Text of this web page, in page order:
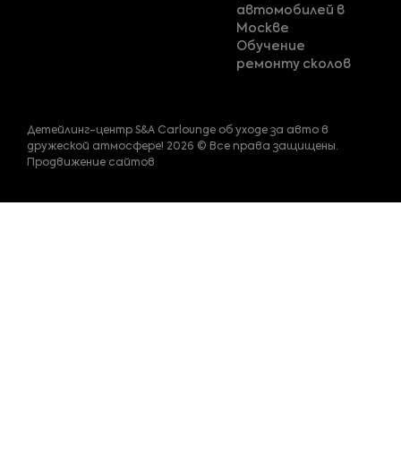
автомобилей в
Москве
Обучение
ремонту сколов
Детейлинг-центр S&A Carlounge об уходе за авто в
дружеской атмосфере! 2026 © Все права защищены.
Продвижение сайтов